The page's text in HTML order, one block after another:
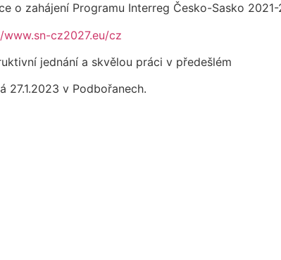
o zahájení Programu Interreg Česko-Sasko
cz2027.eu/cz
jednání a skvělou práci v předešlém
27.1.2023 v Podbořanech.